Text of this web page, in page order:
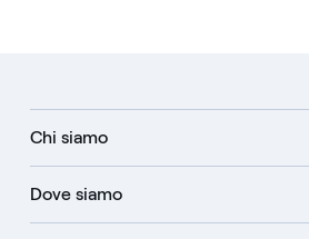
Chi siamo
Dove siamo